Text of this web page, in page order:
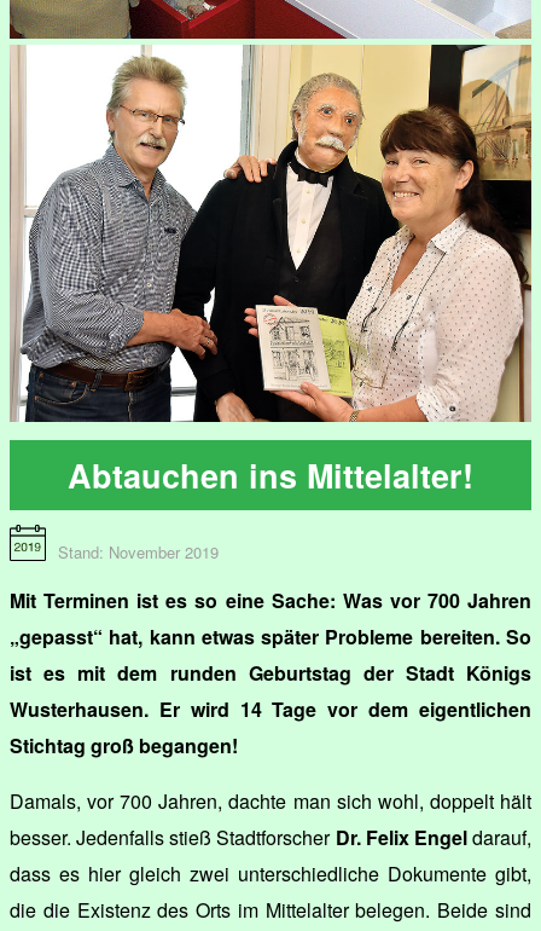
Abtauchen ins Mittelalter!
Stand: November 2019
Mit Terminen ist es so eine Sache: Was vor 700 Jahren
„gepasst“ hat, kann etwas später Probleme bereiten. So
ist es mit dem runden Geburtstag der Stadt Königs
Wusterhausen. Er wird 14 Tage vor dem eigentlichen
Stichtag groß begangen!
Damals, vor 700 Jahren, dachte man sich wohl, doppelt hält
besser. Jedenfalls stieß Stadtforscher Dr. Felix Engeldarauf,
dass es hier gleich zwei unterschiedliche Dokumente gibt,
die die Existenz des Orts im Mittelalter belegen. Beide sind